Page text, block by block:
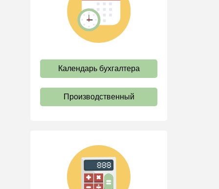
труда
Отпуск и время отдыха
Оплата труда
Ответственность и
взыскания
Пенсии
Трудовые книжки
Кадровые документы и
образцы
Календарь бухгалтера
Производственный